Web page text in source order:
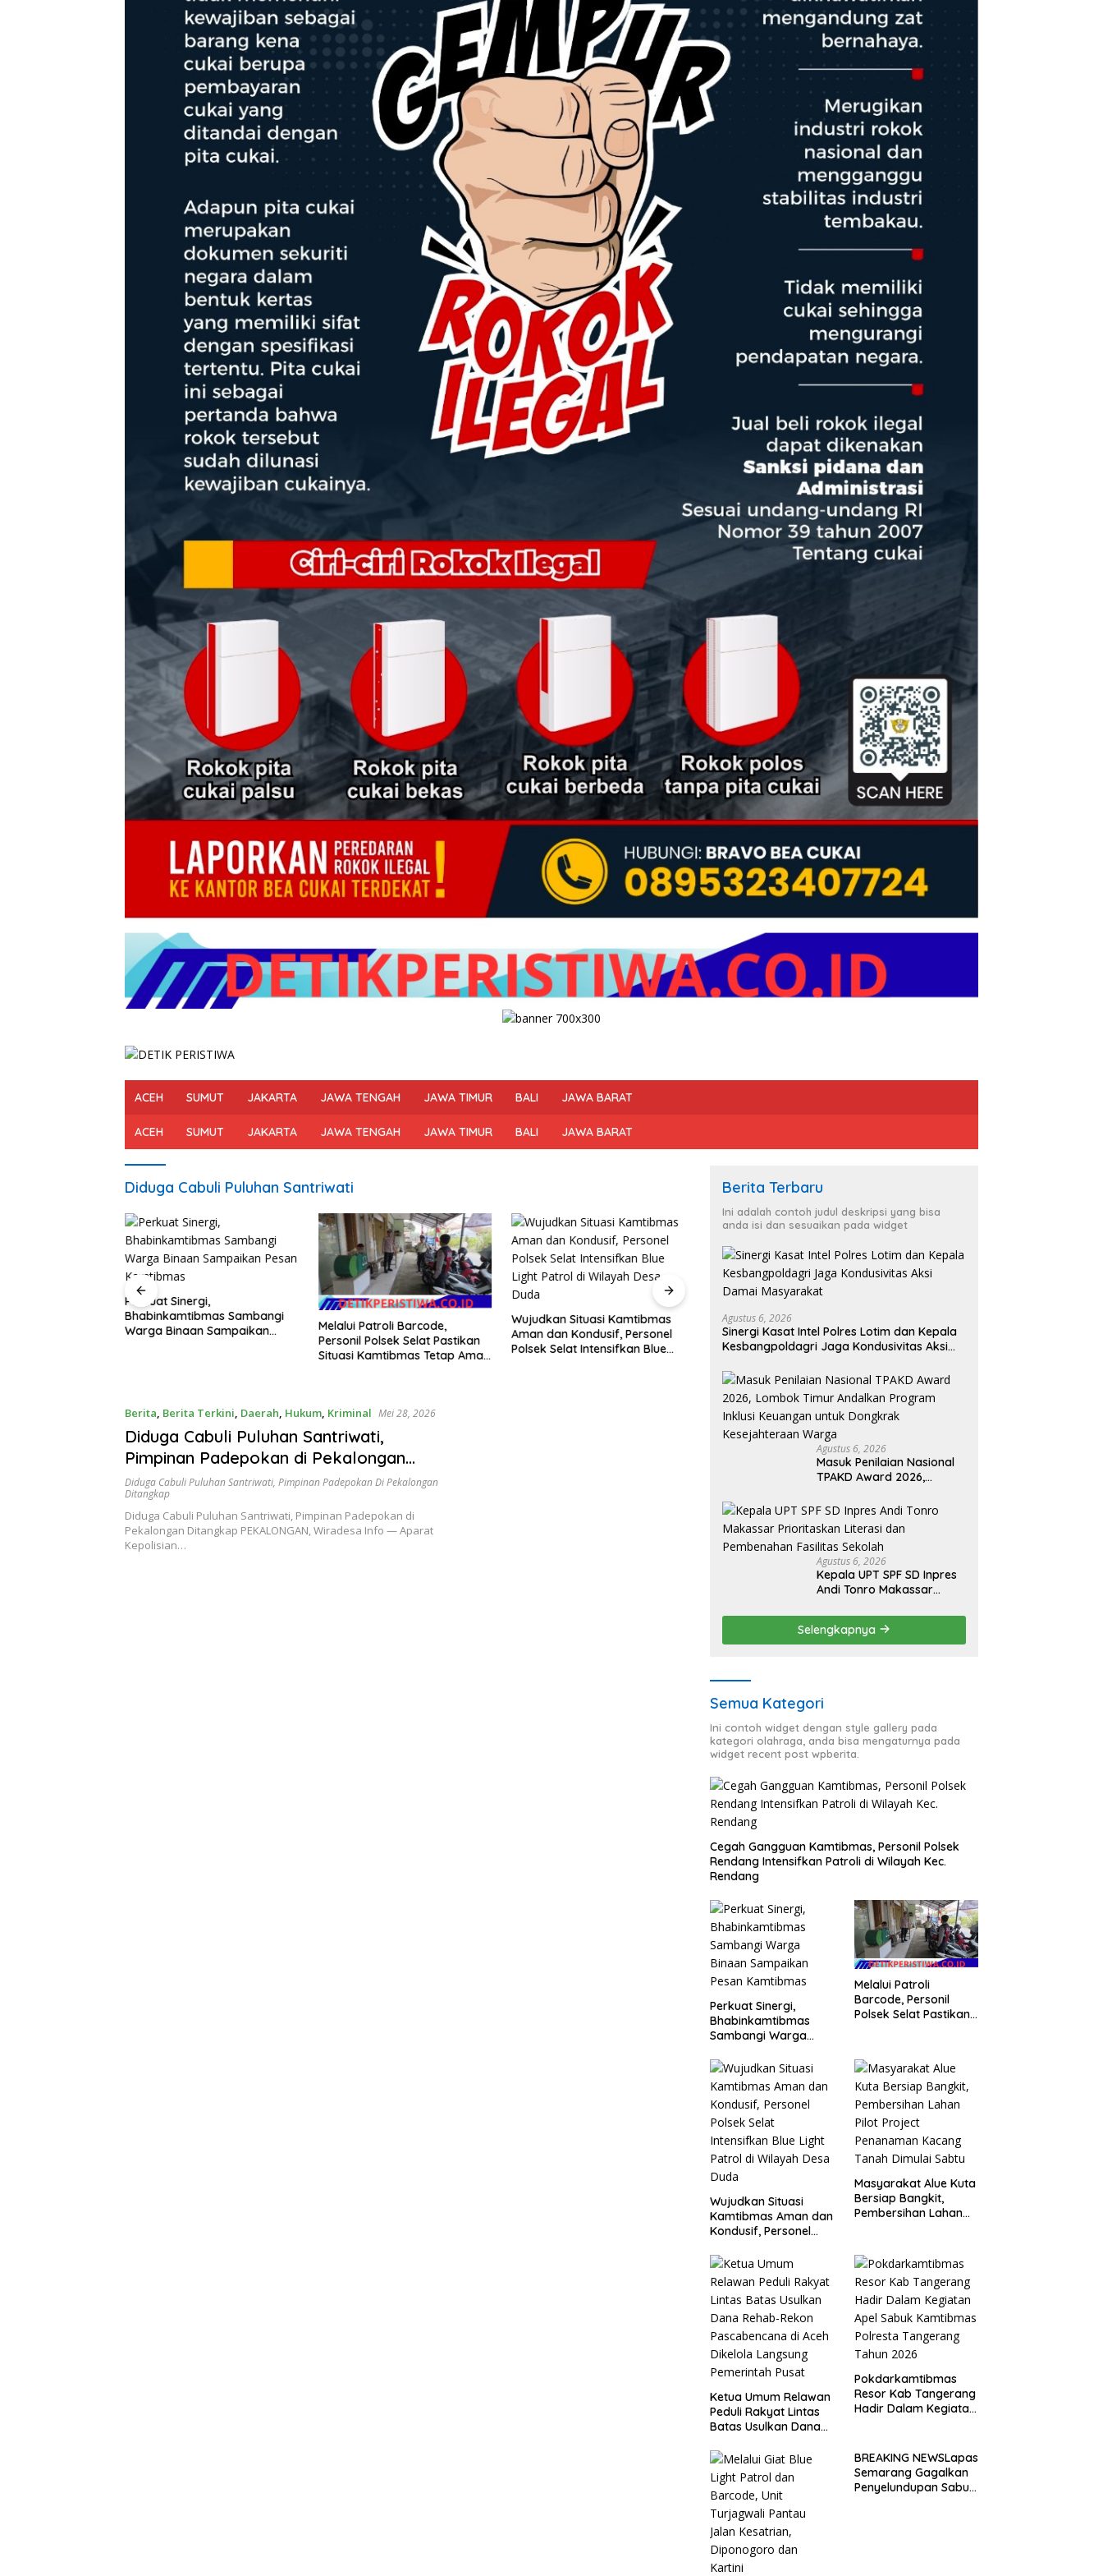
ACEH SUMUT JAKARTA JAWA TENGAH JAWA TIMUR BALI JAWA BARAT
ACEH SUMUT JAKARTA JAWA TENGAH JAWA TIMUR BALI JAWA BARAT
Diduga Cabuli Puluhan Santriwati
Perkuat Sinergi,
Bhabinkamtibmas Sambangi
Warga Binaan Sampaikan
Melalui Patroli Barcode,
Personil Polsek Selat Pastikan
Situasi Kamtibmas Tetap Aman
Wujudkan Situasi Kamtibmas
Aman dan Kondusif, Personel
Polsek Selat Intensifkan Blue
Masyarakat Alue Kuta Bersiap
Bangkit, Pembersihan Lahan
Pilot Project Penanaman
Kacang Tanah Dimulai Sabtu
Rakyat Lintas Batas Usulkan
Dana Rehab-Rekon
Langsung Pemerintah Pusat
Berita, Berita Terkini, Daerah, Hukum, Kriminal Mei 28, 2026
Diduga Cabuli Puluhan Santriwati,
Pimpinan Padepokan di Pekalongan
Ditangkap
Diduga Cabuli Puluhan Santriwati, Pimpinan Padepokan Di Pekalongan
Ditangkap
Diduga Cabuli Puluhan Santriwati, Pimpinan Padepokan di
Pekalongan Ditangkap PEKALONGAN, Wiradesa Info — Aparat
Kepolisian…
Berita Terbaru
Ini adalah contoh judul deskripsi yang bisa
anda isi dan sesuaikan pada widget
Agustus 6, 2026
Sinergi Kasat Intel Polres Lotim dan Kepala
Kesbangpoldagri Jaga Kondusivitas Aksi
Agustus 6, 2026
Masuk Penilaian Nasional
TPAKD Award 2026,
Program Inklusi Keuangan
untuk Dongkrak
Kesejahteraan Warga
Agustus 6, 2026
Kepala UPT SPF SD Inpres
Andi Tonro Makassar
Pembenahan Fasilitas
Sekolah
Selengkapnya
Semua Kategori
Ini contoh widget dengan style gallery pada
kategori olahraga, anda bisa mengaturnya pada
widget recent post wpberita.
Cegah Gangguan Kamtibmas, Personil Polsek
Rendang Intensifkan Patroli di Wilayah Kec.
Rendang
Perkuat Sinergi,
Bhabinkamtibmas
Sambangi Warga
Pesan Kamtibmas
Melalui Patroli
Barcode, Personil
Polsek Selat Pastikan
Kondusif
Wujudkan Situasi
Kamtibmas Aman dan
Kondusif, Personel
Intensifkan Blue Light
Patrol di Wilayah Desa
Duda
Masyarakat Alue Kuta
Bersiap Bangkit,
Pembersihan Lahan
Tanah Dimulai Sabtu
Ketua Umum Relawan
Peduli Rakyat Lintas
Batas Usulkan Dana
Pascabencana di Aceh
Dikelola Langsung
Pemerintah Pusat
Pokdarkamtibmas
Resor Kab Tangerang
Hadir Dalam Kegiatan
Tangerang Tahun
2026
BREAKING NEWSLapas
Semarang Gagalkan
Penyelundupan Sabu